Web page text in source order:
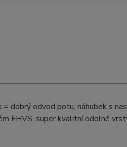
dobrý odvod potu, náhubek s
FHVS, super kvalitní odolné